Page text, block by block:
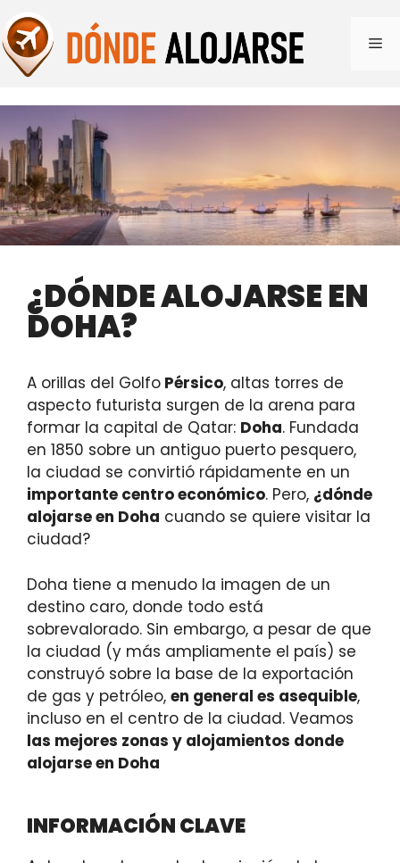
al
contenido
¿DÓNDE ALOJARSE EN
DOHA?
A orillas del Golfo Pérsico, altas torres de
aspecto futurista surgen de la arena para
formar la capital de Qatar: Doha. Fundada
en 1850 sobre un antiguo puerto pesquero,
la ciudad se convirtió rápidamente en un
importante centro económico. Pero, ¿dónde
alojarse en Doha cuando se quiere visitar la
ciudad?
Doha tiene a menudo la imagen de un
destino caro, donde todo está
sobrevalorado. Sin embargo, a pesar de que
la ciudad (y más ampliamente el país) se
construyó sobre la base de la exportación
de gas y petróleo, en general es asequible,
incluso en el centro de la ciudad. Veamos
las mejores zonas y alojamientos donde
alojarse en Doha
INFORMACIÓN CLAVE